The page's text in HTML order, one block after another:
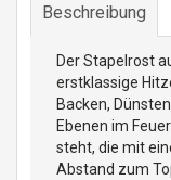
Beschreibung
Der Stapelrost
erstklassige
Backen,
Ebenen im
steht, die mit
Abstand zum